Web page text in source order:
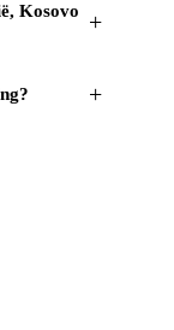
Kosovo
+
+